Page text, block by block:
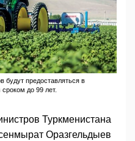
будут предоставляться в
до 99 лет.
Туркменистана
Оразгельдыев